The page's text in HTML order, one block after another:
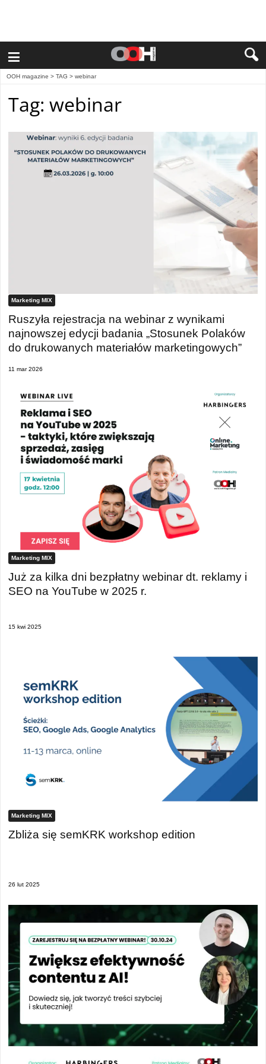
≡
OOH magazine > TAG > webinar
Tag: webinar
Marketing MIX
Ruszyła rejestracja na webinar z wynikami
najnowszej edycji badania „Stosunek Polaków
do drukowanych materiałów marketingowych”
11 mar 2026
Marketing MIX
Już za kilka dni bezpłatny webinar dt. reklamy i
SEO na YouTube w 2025 r.
15 kwi 2025
Marketing MIX
Zbliża się semKRK workshop edition
26 lut 2025